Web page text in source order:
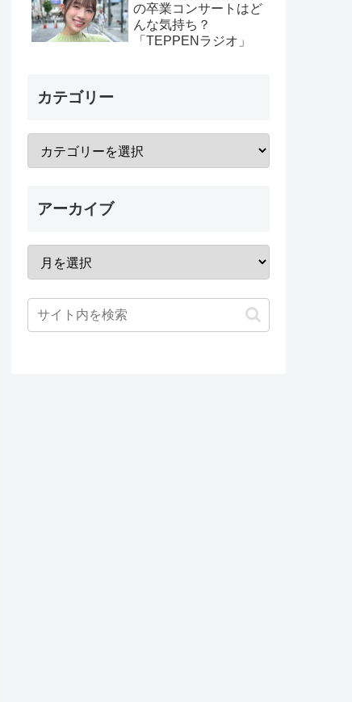
の卒業コンサートはど
んな気持ち？
「TEPPENラジオ」
カテゴリー
アーカイブ